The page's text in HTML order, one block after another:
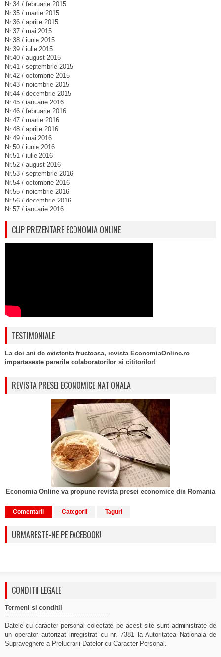
Nr.34 / februarie 2015
Nr.35 / martie 2015
Nr.36 / aprilie 2015
Nr.37 / mai 2015
Nr.38 / iunie 2015
Nr.39 / iulie 2015
Nr.40 / august 2015
Nr.41 / septembrie 2015
Nr.42 / octombrie 2015
Nr.43 / noiembrie 2015
Nr.44 / decembrie 2015
Nr.45 / ianuarie 2016
Nr.46 / februarie 2016
Nr.47 / martie 2016
Nr.48 / aprilie 2016
Nr.49 / mai 2016
Nr.50 / iunie 2016
Nr.51 / iulie 2016
Nr.52 / august 2016
Nr.53 / septembrie 2016
Nr.54 / octombrie 2016
Nr.55 / noiembrie 2016
Nr.56 / decembrie 2016
Nr.57 / ianuarie 2016
CLIP PREZENTARE ECONOMIA ONLINE
TESTIMONIALE
La doi ani de existenta fructoasa, revista EconomiaOnline.ro
impartaseste parerile colaboratorilor si cititorilor!
REVISTA PRESEI ECONOMICE NATIONALA
Economia Online va propune revista presei economice din Romania
Comentarii Categorii Taguri
URMARESTE-NE PE FACEBOOK!
CONDITII LEGALE
Termeni si conditii
-----------------------------------------------------
Datele cu caracter personal colectate pe acest site sunt administrate de
un operator autorizat inregistrat cu nr. 7381 la Autoritatea Nationala de
Supraveghere a Prelucrarii Datelor cu Caracter Personal.